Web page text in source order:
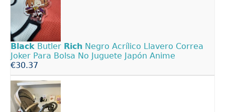
Black Butler Rich Negro Acrílico Llavero Correa
Joker Para Bolsa No Juguete Japón Anime
€30.37